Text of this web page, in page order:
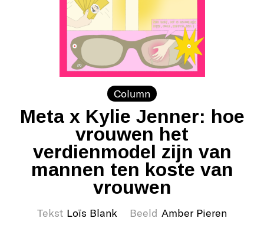
Column
Meta x Kylie Jenner: hoe
vrouwen het
verdienmodel zijn van
mannen ten koste van
vrouwen
Tekst Loïs Blank Beeld Amber Pieren